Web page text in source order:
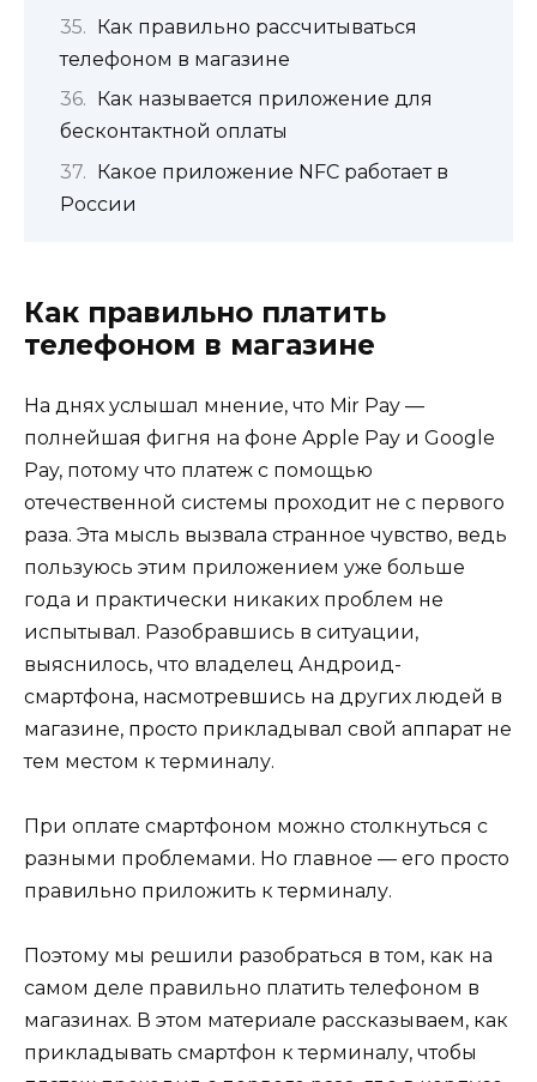
Как правильно рассчитываться
телефоном в магазине
Как называется приложение для
бесконтактной оплаты
Какое приложение NFC работает в
России
Как правильно платить
телефоном в магазине
На днях услышал мнение, что Mir Pay —
полнейшая фигня на фоне Apple Pay и Google
Pay, потому что платеж с помощью
отечественной системы проходит не с первого
раза. Эта мысль вызвала странное чувство, ведь
пользуюсь этим приложением уже больше
года и практически никаких проблем не
испытывал. Разобравшись в ситуации,
выяснилось, что владелец Андроид-
смартфона, насмотревшись на других людей в
магазине, просто прикладывал свой аппарат не
тем местом к терминалу.
При оплате смартфоном можно столкнуться с
разными проблемами. Но главное — его просто
правильно приложить к терминалу.
Поэтому мы решили разобраться в том, как на
самом деле правильно платить телефоном в
магазинах. В этом материале рассказываем, как
прикладывать смартфон к терминалу, чтобы